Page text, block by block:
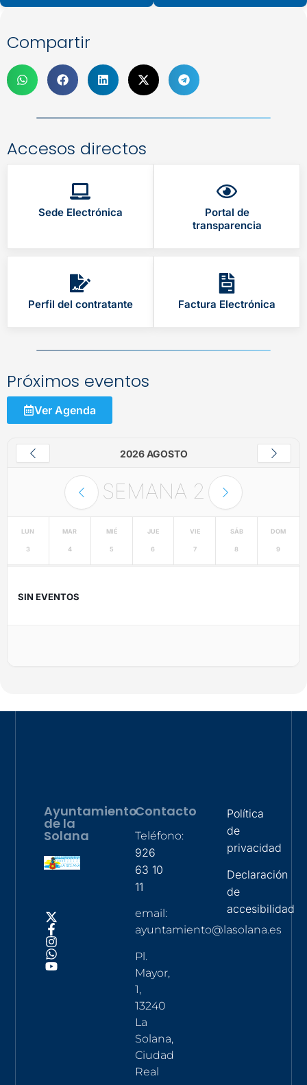
Compartir
Accesos directos
Sede Electrónica
Portal de
transparencia
Perfil del contratante Factura Electrónica
Próximos eventos
Ver Agenda
2026 AGOSTO
SEMANA 2
LUN
3
MAR
4
MIÉ
5
JUE
6
VIE
7
SÁB
8
DOM
9
SIN EVENTOS
Ayuntamiento
de la
Solana
Contacto
Teléfono:
926
63 10
11
email:
ayuntamiento@lasolana.es
Pl.
Mayor,
1,
13240
La
Solana,
Ciudad
Real
Política
de
privacidad
Declaración
de
accesibilidad